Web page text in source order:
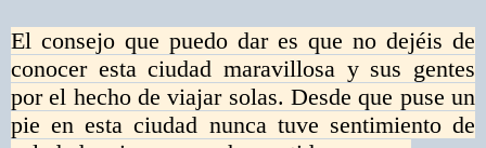
El consejo que puedo dar es que no dejéis de
conocer esta ciudad maravillosa y sus gentes
por el hecho de viajar solas. Desde que puse un
pie en esta ciudad nunca tuve sentimiento de